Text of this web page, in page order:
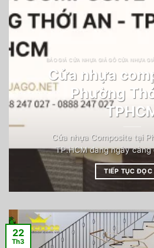
BÁO GIÁ CỬA NHỰA GIẢ GỖ CỬA NHỰA
Cửa nhựa
Phường
Cửa nhựa Composite tại
TP.HCM đang ngày càng
TIẾP TỤC ĐỌC
22
Th3